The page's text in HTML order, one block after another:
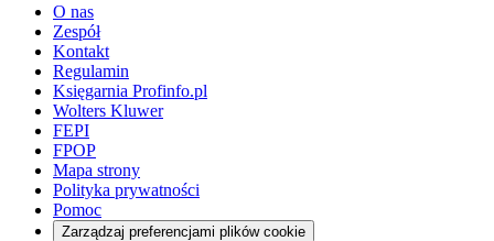
O nas
Zespół
Kontakt
Regulamin
Księgarnia Profinfo.pl
Wolters Kluwer
FEPI
FPOP
Mapa strony
Polityka prywatności
Pomoc
Zarządzaj preferencjami plików cookie